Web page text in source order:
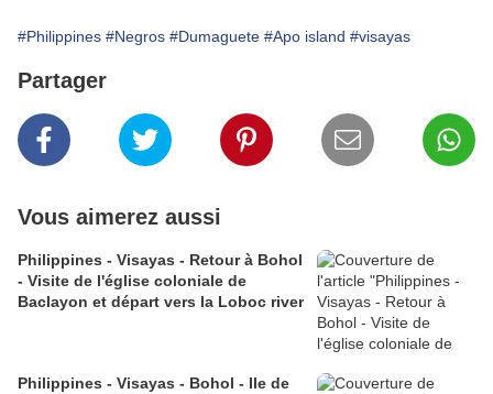
#Philippines #Negros #Dumaguete #Apo island #visayas
Partager
Vous aimerez aussi
Philippines - Visayas - Retour à Bohol
- Visite de l'église coloniale de
Baclayon et départ vers la Loboc river
Philippines - Visayas - Bohol - Ile de